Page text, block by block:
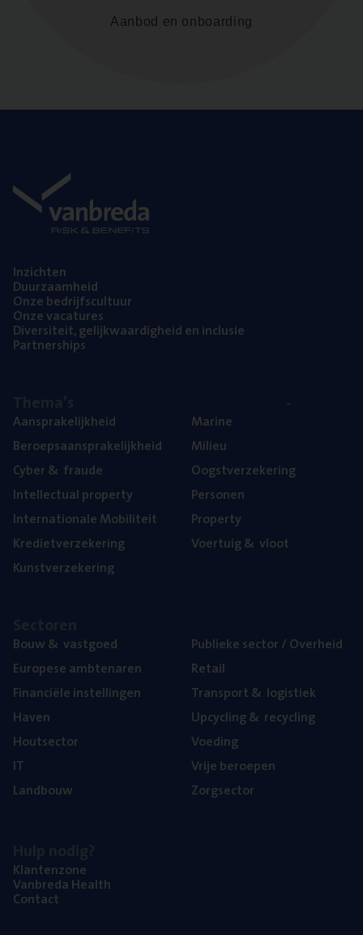
Aanbod en onboarding
Inzich­ten
Duur­zaam­heid
Onze bedrijfs­cul­tuur
Onze vaca­tu­res
Diver­si­teit, gelijk­waar­dig­heid en inclusie
Part­ner­ships
Aan­spra­ke­lijk­heid
Beroeps­aan­spra­ke­lijk­heid
Cyber& fraude
Intel­lec­tu­al property
Inter­na­ti­o­na­le Mobiliteit
Kre­diet­ver­ze­ke­ring
Kunst­ver­ze­ke­ring
Mari­ne
Mili­eu
Oogst­ver­ze­ke­ring
Per­so­nen
Pro­per­ty
Voer­tuig& vloot
Bouw& vastgoed
Euro­pe­se ambtenaren
Finan­ci­ë­le instellingen
Haven
Hout­sec­tor
IT
Land­bouw
Publie­ke sec­tor / Overheid
Retail
Trans­port& logistiek
Upcy­cling& recycling
Voe­ding
Vrije beroe­pen
Zorg­sec­tor
Klan­ten­zo­ne
Van­b­re­da Health
Con­tact